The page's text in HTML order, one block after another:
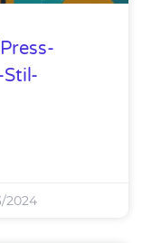
Stil-
2024